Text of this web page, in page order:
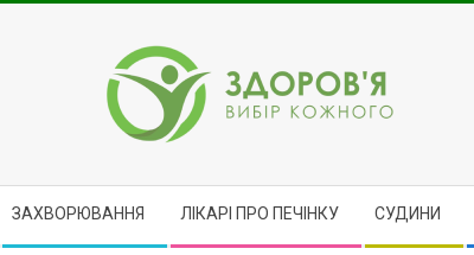
ЗДОРОВ'Я
ЗАХВОРЮВАННЯ ЛІКАРІ ПРО ПЕЧІНКУ CУДИНИ